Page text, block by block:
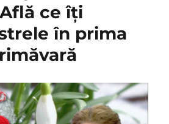
ce îţi
în prima